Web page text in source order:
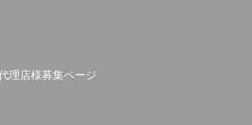
理店様募集ページ